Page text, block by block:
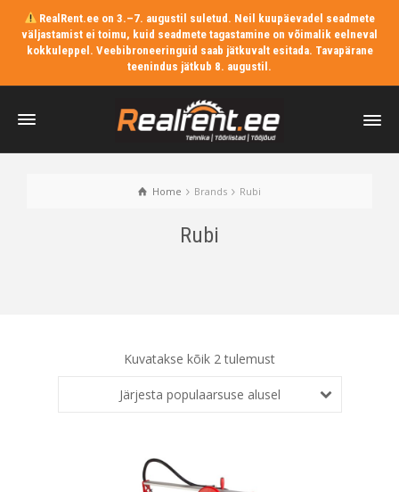
RealRent.ee on 3.–7. augustil suletud. Neil kuupäevadel seadmete
väljastamist ei toimu, kuid seadmete tagastamine on võimalik eelneval
kokkuleppel. Veebibroneeringuid saab jätkuvalt esitada. Tavapärane
teenindus jätkub 8. augustil.
Home Brands Rubi
Rubi
Kuvatakse kõik 2 tulemust
Järjesta populaarsuse alusel